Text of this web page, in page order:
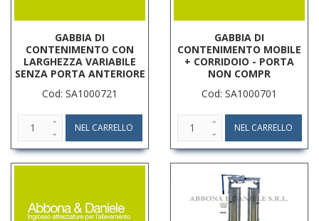
GABBIA DI
CONTENIMENTO CON
LARGHEZZA VARIABILE
SENZA PORTA ANTERIORE
Cod: SA1000721
GABBIA DI
CONTENIMENTO MOBILE
+ CORRIDOIO - PORTA
NON COMPR
Cod: SA1000701